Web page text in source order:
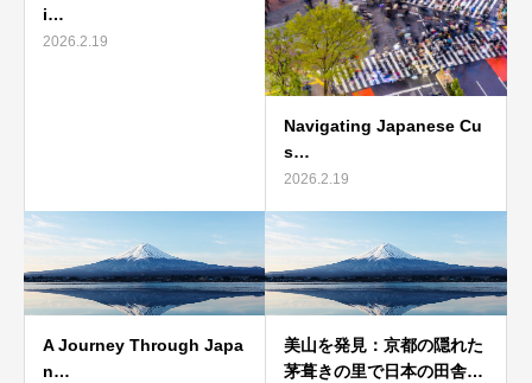
i…
2026.2.19
Navigating Japanese Cu
s…
2026.2.19
A Journey Through Japa
n…
美山を発見：京都の隠れた
茅葺きの里で日本の田舎…